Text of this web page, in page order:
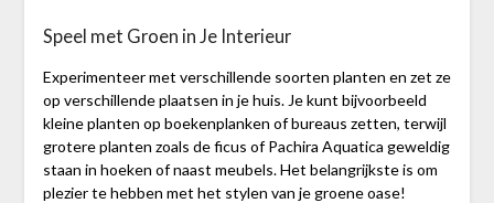
Speel met Groen in Je Interieur
Experimenteer met verschillende soorten planten en zet ze
op verschillende plaatsen in je huis. Je kunt bijvoorbeeld
kleine planten op boekenplanken of bureaus zetten, terwijl
grotere planten zoals de ficus of Pachira Aquatica geweldig
staan in hoeken of naast meubels. Het belangrijkste is om
plezier te hebben met het stylen van je groene oase!